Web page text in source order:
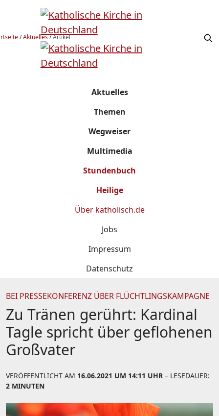
/Aktuelles/Artikel
Aktuelles
Themen
Wegweiser
Multimedia
Stundenbuch
Heilige
Über katholisch.de
Jobs
Impressum
Datenschutz
BEI PRESSEKONFERENZ ÜBER FLÜCHTLINGSKAMPAGNE
Zu Tränen gerührt: Kardinal
Tagle spricht über geflohenen
Großvater
VERÖFFENTLICHT AM 16.06.2021 UM 14:11 UHR – LESEDAUER:
2 MINUTEN